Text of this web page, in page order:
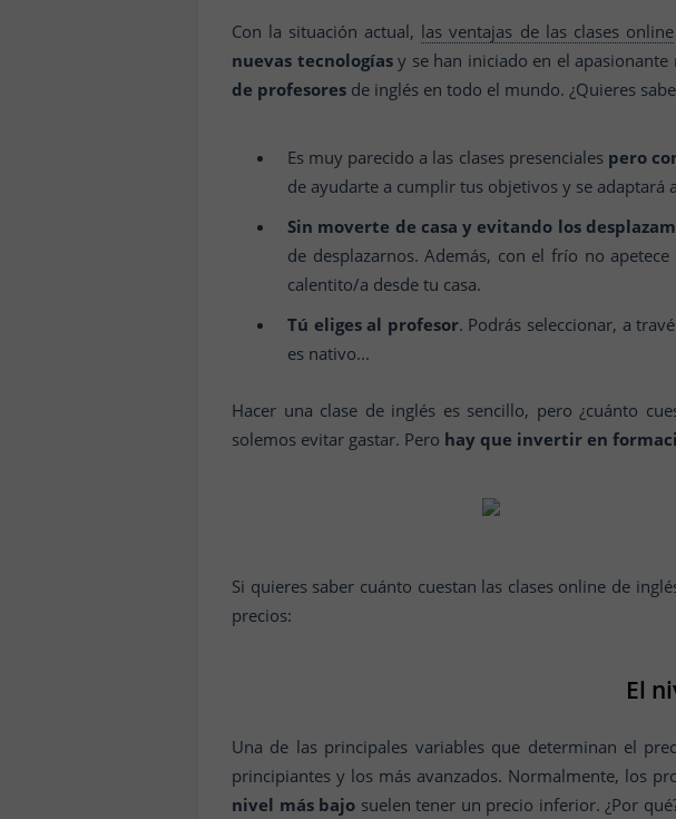
Con la situación actual, las ventajas de las clases online
nuevas tecnologíasy se han iniciado en el
de profesores de inglés en todo el mundo. ¿Quieres
Es muy parecido a las clases presenciales pero
de ayudarte a cumplir tus objetivos y se
Sin moverte de casa y evitando los
de desplazarnos. Además, con el frío no
calentito/a desde tu casa.
Tú eliges al profesor. Podrás seleccionar, a
es nativo...
Hacer una clase de inglés es sencillo, pero ¿cuánto
solemos evitar gastar. Pero hay que invertir en
Si quieres saber cuánto cuestan las clases online de
precios:
El
Una de las principales variables que determinan el
principiantes y los más avanzados. Normalmente, los
nivel más bajo suelen tener un precio inferior. ¿Por